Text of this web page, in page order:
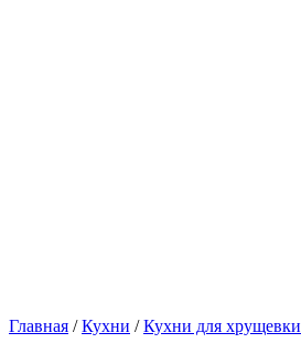
Главная /Кухни /Кухни для хрущевки